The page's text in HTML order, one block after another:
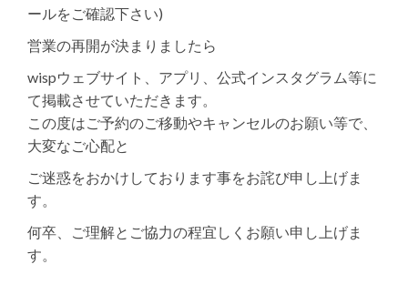
ールをご確認下さい)
営業の再開が決まりましたら
wispウェブサイト、アプリ、公式インスタグラム等に
て掲載させていただきます。
この度はご予約のご移動やキャンセルのお願い等で、
大変なご心配と
ご迷惑をおかけしております事をお詫び申し上げま
す。
何卒、ご理解とご協力の程宜しくお願い申し上げま
す。